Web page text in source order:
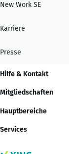
New Work SE
Karriere
Presse
Hilfe & Kontakt
Mitgliedschaften
Hauptbereiche
Services